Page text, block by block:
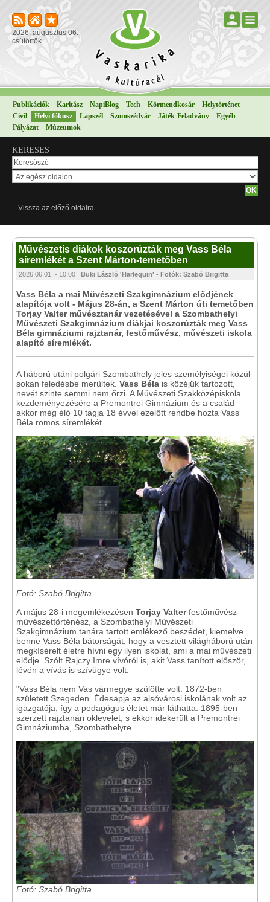
2026. augusztus 06.
csütörtök
Publikációk Karitász NapiBlog Tech Körmendkosár
Helytörténet
Civil
Helyi fókusz Lapszél Szomszédvár Játék-Feladvány
Egyéb
Pályázat
Múzeumok
KERESÉS
Vissza az előző oldalra
Művészetis diákok koszorúzták meg Vass Béla
síremlékét a Szent Márton-temetőben
2026.06.01. - 10:00 | Büki László 'Harlequin' - Fotók: Szabó Brigitta
Vass Béla a mai Művészeti Szakgimnázium elődjének
alapítója volt - Május 28-án, a Szent Márton úti temetőben
Torjay Valter művésztanár vezetésével a Szombathelyi
Művészeti Szakgimnázium diákjai koszorúzták meg Vass
Béla gimnáziumi rajztanár, festőművész, művészeti iskola
alapító síremlékét.
A háború utáni polgári Szombathely jeles személyiségei közül
sokan feledésbe merültek. Vass Béla is közéjük tartozott,
nevét szinte semmi nem őrzi. A Művészeti Szakközépiskola
kezdeményezésére a Premontrei Gimnázium és a család
akkor még élő 10 tagja 18 évvel ezelőtt rendbe hozta Vass
Béla romos síremlékét.
Fotó: Szabó Brigitta
A május 28-i megemlékezésen Torjay Valterfestőművész-
művészettörténész, a Szombathelyi Művészeti
Szakgimnázium tanára tartott emlékező beszédet, kiemelve
benne Vass Béla bátorságát, hogy a vesztett világháború után
megkísérelt életre hívni egy ilyen iskolát, ami a mai művészeti
elődje. Szólt Rajczy Imre vívóról is, akit Vass tanított először,
lévén a vívás is szívügye volt.
"Vass Béla nem Vas vármegye szülötte volt. 1872-ben
született Szegeden. Édesapja az alsóvárosi iskolának volt az
igazgatója, így a pedagógus életet már láthatta. 1895-ben
szerzett rajztanári oklevelet, s ekkor idekerült a Premontrei
Gimnáziumba, Szombathelyre.
Fotó: Szabó Brigitta